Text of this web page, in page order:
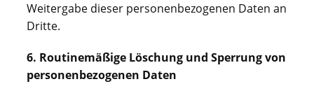
Weitergabe dieser personenbezogenen Daten an
Dritte.
6. Routinemäßige Löschung und Sperrung von
personenbezogenen Daten